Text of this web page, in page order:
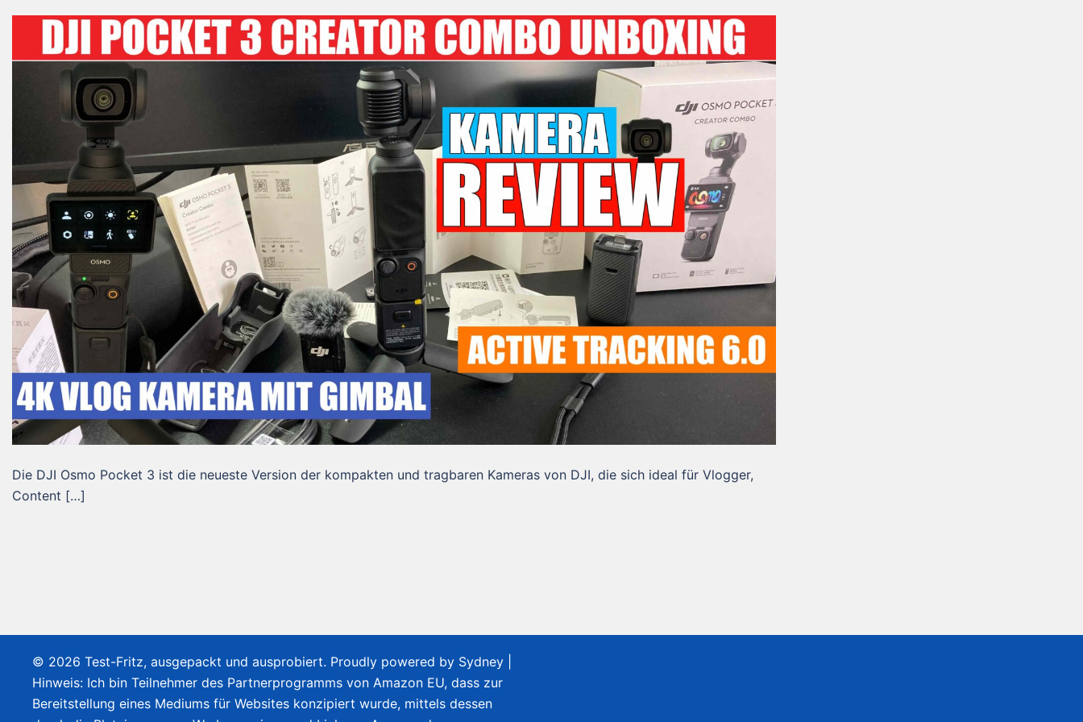
Die DJI Osmo Pocket 3 ist die neueste Version der kompakten und tragbaren Kameras von DJI, die sich ideal für Vlogger,
Content […]
© 2026 Test-Fritz, ausgepackt und ausprobiert. Proudly powered by Sydney
Hinweis: Ich bin Teilnehmer des Partnerprogramms von Amazon EU, dass zur
Bereitstellung eines Mediums für Websites konzipiert wurde, mittels dessen